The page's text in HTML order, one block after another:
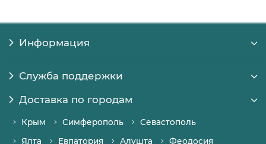
Информация
Служба поддержки
Доставка по городам
Крым Симферополь
Севастополь
Ялта
Евпатория Алушта
Феодосия